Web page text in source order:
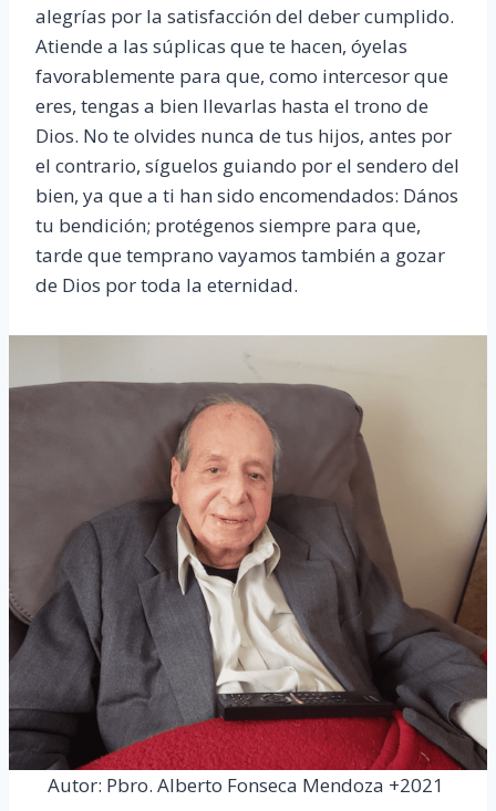
alegrías por la satisfacción del deber cumplido.
Atiende a las súplicas que te hacen, óyelas
favorablemente para que, como intercesor que
eres, tengas a bien llevarlas hasta el trono de
Dios. No te olvides nunca de tus hijos, antes por
el contrario, síguelos guiando por el sendero del
bien, ya que a ti han sido encomendados: Dános
tu bendición; protégenos siempre para que,
tarde que temprano vayamos también a gozar
de Dios por toda la eternidad.
Autor: Pbro. Alberto Fonseca Mendoza +2021